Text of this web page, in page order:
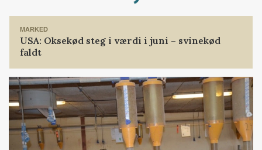
MARKED
USA: Oksekød steg i værdi i juni – svinekød
faldt